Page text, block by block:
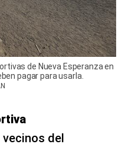
de Nueva Esperanza en
pagar para usarla.
del